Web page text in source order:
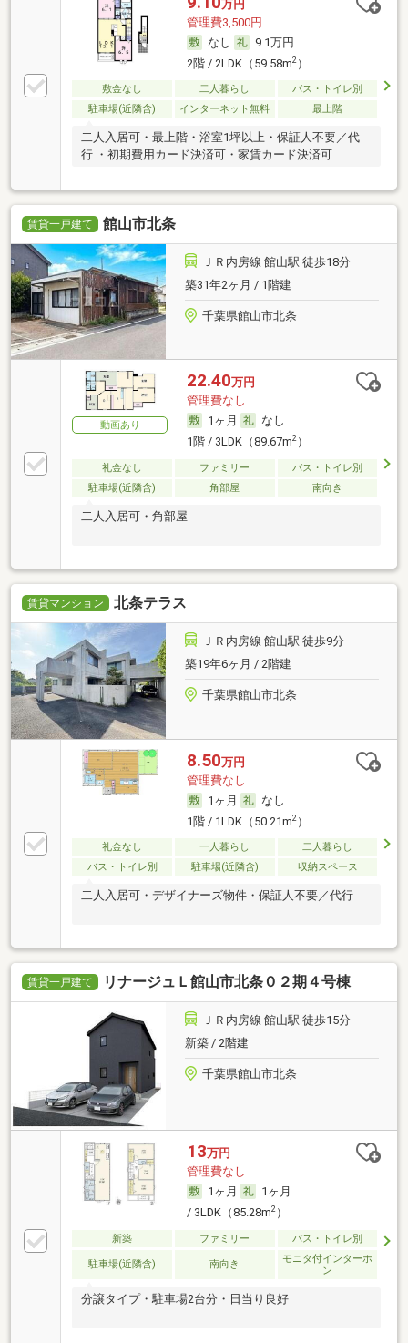
万円
管理費3,500円
なし
9.1万円
2階 / 2LDK（59.58m2）
敷金なし 二人暮らし
バス・トイレ別
駐車場(近隣含)
インターネット無料 最上階
二人入居可・最上階・浴室1坪以上・保証人不要／代
行 ・初期費用カード決済可・家賃カード決済可
賃貸一戸建て 館山市北条
ＪＲ内房線 館山駅 徒歩18分
築31年2ヶ月 / 1階建
千葉県館山市北条
動画あり
22.40万円
管理費なし
1ヶ月
なし
1階 / 3LDK（89.67m2）
礼金なし ファミリー
バス・トイレ別
駐車場(近隣含)
角部屋 南向き
二人入居可・角部屋
賃貸マンション 北条テラス
ＪＲ内房線 館山駅 徒歩9分
築19年6ヶ月 / 2階建
千葉県館山市北条
8.50万円
管理費なし
1ヶ月
なし
1階 / 1LDK（50.21m2）
礼金なし 一人暮らし
二人暮らし
バス・トイレ別
駐車場(近隣含) 収納スペース
二人入居可・デザイナーズ物件・保証人不要／代行
賃貸一戸建て リナージュＬ館山市北条０２期４号棟
ＪＲ内房線 館山駅 徒歩15分
新築 / 2階建
千葉県館山市北条
13万円
管理費なし
1ヶ月
1ヶ月
/ 3LDK（85.28m2）
新築 ファミリー バス・トイレ別
駐車場(近隣含) 南向き
モニタ付インターホ
ン
分譲タイプ・駐車場2台分・日当り良好